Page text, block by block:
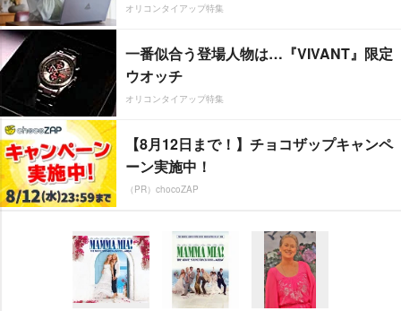
オリコンタイアップ特集
一番似合う登場人物は…『VIVANT』限定
ウオッチ
オリコンタイアップ特集
【8月12日まで！】チョコザップキャンペ
ーン実施中！
（PR）chocoZAP